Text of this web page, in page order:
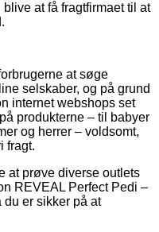
at få fragtfirmaet til at
at søge
selskaber, og på grund
internet webshops set
produkterne – til babyer
og herrer – voldsomt,
fragt.
at prøve diverse outlets
REVEAL Perfect Pedi –
du er sikker på at